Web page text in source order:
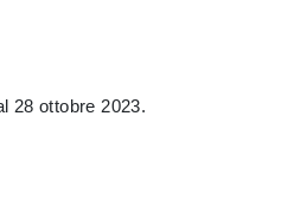
28 ottobre 2023.